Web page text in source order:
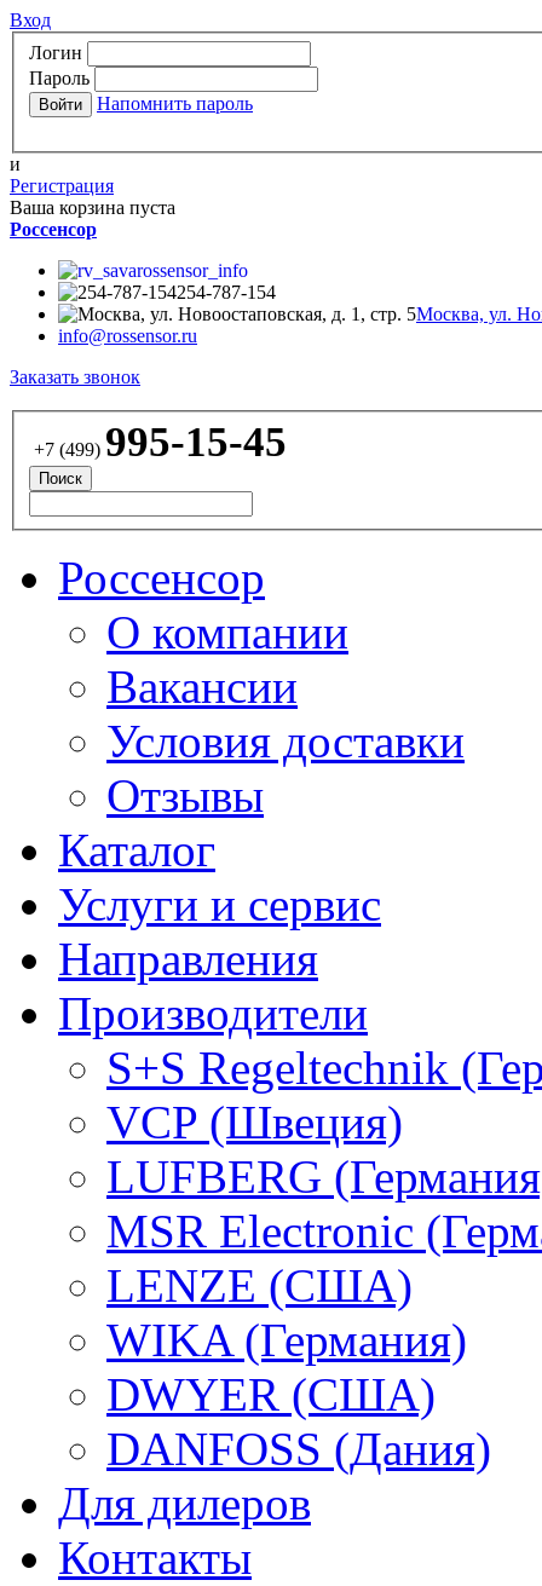
Вход
Логин
Пароль
Напомнить пароль
и
Регистрация
Ваша корзина пуста
Россенсор
rossensor_info
254-787-154
Москва, ул.
info@rossensor.ru
Заказать звонок
+7 (499) 995-15-45
Россенсор
О компании
Вакансии
Условия доставки
Отзывы
Каталог
Услуги и сервис
Направления
Производители
S+S Regeltechnik
VCP (Швеция)
LUFBERG
MSR Electronic
LENZE (США)
WIKA (Германия)
DWYER (США)
DANFOSS (Дания)
Для дилеров
Контакты